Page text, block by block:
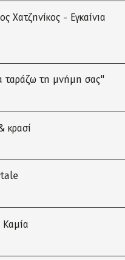
Χατζηνίκος - Εγκαίνια
ταράζω τη μνήμη σας"
κρασί